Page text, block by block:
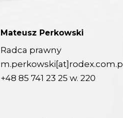
Mateusz Perkowski
Radca prawny
m.perkowski[at]rodex.com.pl
+48 85 741 23 25 w. 220